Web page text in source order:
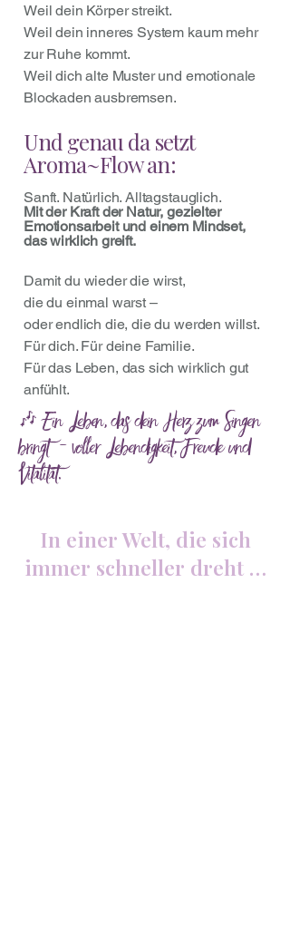
Weil dein Körper streikt.
Weil dein inneres System kaum mehr
zur Ruhe kommt.
Weil dich alte Muster und emotionale
Blockaden ausbremsen.
Und genau da setzt
Aroma~Flow an:
Sanft. Natürlich. Alltagstauglich.
Mit der Kraft der Natur, gezielter
Emotionsarbeit und einem Mindset,
das wirklich greift.
Damit du wieder die wirst,
die du einmal warst –
oder endlich die, die du werden willst.
Für dich. Für deine Familie.
Für das Leben, das sich wirklich gut
anfühlt.
🎶 Ein Leben, das dein Herz zum Singen
bringt - voller Lebendigkeit, Freude und
Vitalität.
In einer Welt, die sich
immer schneller dreht …